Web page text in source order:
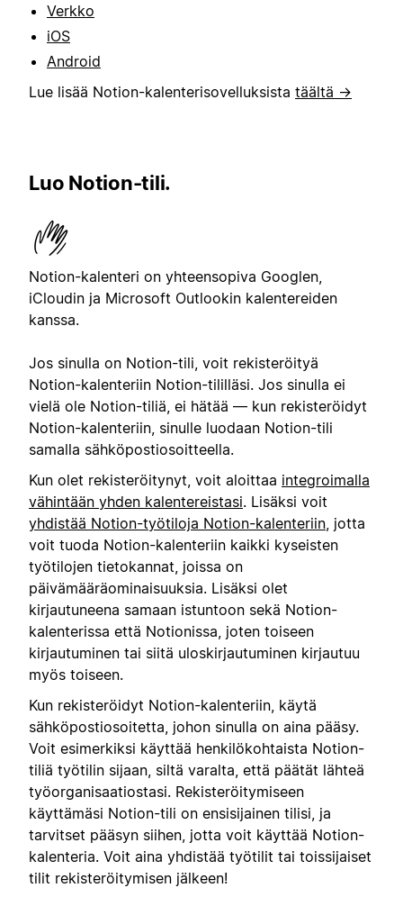
Verkko
iOS
Android
Lue lisää Notion-kalenterisovelluksista täältä →
Luo Notion-tili.
Notion-kalenteri on yhteensopiva Googlen,
iCloudin ja Microsoft Outlookin kalentereiden
kanssa.
Jos sinulla on Notion-tili, voit rekisteröityä
Notion-kalenteriin Notion-tililläsi. Jos sinulla ei
vielä ole Notion-tiliä, ei hätää — kun rekisteröidyt
Notion-kalenteriin, sinulle luodaan Notion-tili
samalla sähköpostiosoitteella.
Kun olet rekisteröitynyt, voit aloittaa integroimalla
vähintään yhden kalentereistasi. Lisäksi voit
yhdistää Notion-työtiloja Notion-kalenteriin , jotta
voit tuoda Notion-kalenteriin kaikki kyseisten
työtilojen tietokannat, joissa on
päivämääräominaisuuksia. Lisäksi olet
kirjautuneena samaan istuntoon sekä Notion-
kalenterissa että Notionissa, joten toiseen
kirjautuminen tai siitä uloskirjautuminen kirjautuu
myös toiseen.
Kun rekisteröidyt Notion-kalenteriin, käytä
sähköpostiosoitetta, johon sinulla on aina pääsy.
Voit esimerkiksi käyttää henkilökohtaista Notion-
tiliä työtilin sijaan, siltä varalta, että päätät lähteä
työorganisaatiostasi. Rekisteröitymiseen
käyttämäsi Notion-tili on ensisijainen tilisi, ja
tarvitset pääsyn siihen, jotta voit käyttää Notion-
kalenteria. Voit aina yhdistää työtilit tai toissijaiset
tilit rekisteröitymisen jälkeen!